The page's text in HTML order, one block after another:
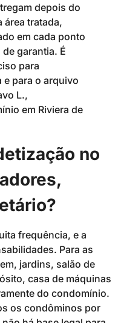
depois do
área tratada,
em cada ponto
garantia. É
para
e para o arquivo
L.,
em Riviera de
no
frequência, e a
Para as
jardins, salão de
casa de máquinas
do condomínio.
os condôminos por